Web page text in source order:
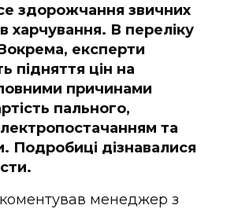
здорожчання звичних
харчування. В переліку
експерти
підняття цін на
причинами
пального,
та
Подробиці дізнавалися
менеджер з